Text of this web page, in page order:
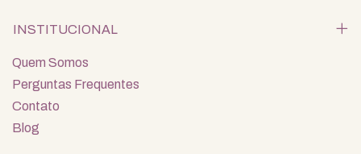
INSTITUCIONAL
Quem Somos
Perguntas Frequentes
Contato
Blog